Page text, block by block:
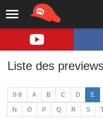
Liste des
0-9 A B C D E
N O P Q R S